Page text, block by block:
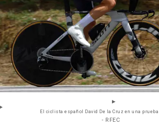
El ciclista español David De la Cruz en una
- RFEC